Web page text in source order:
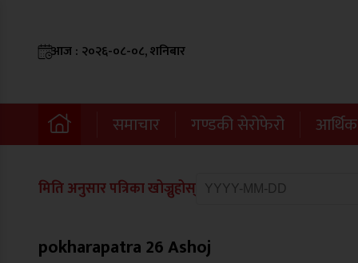
आज : २०२६-०८-०८, शनिबार
समाचार गण्डकी सेरोफेरो आर्थिक
मिति अनुसार पत्रिका खोज्नुहोस्
pokharapatra 26 Ashoj